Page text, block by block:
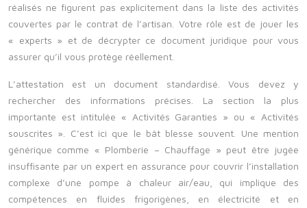
réalisés ne figurent pas explicitement dans la liste des activités
couvertes par le contrat de l’artisan. Votre rôle est de jouer les
« experts » et de décrypter ce document juridique pour vous
assurer qu’il vous protège réellement.
L’attestation est un document standardisé. Vous devez y
rechercher des informations précises. La section la plus
importante est intitulée « Activités Garanties » ou « Activités
souscrites ». C’est ici que le bât blesse souvent. Une mention
générique comme « Plomberie – Chauffage » peut être jugée
insuffisante par un expert en assurance pour couvrir l’installation
complexe d’une pompe à chaleur air/eau, qui implique des
compétences en fluides frigorigènes, en électricité et en